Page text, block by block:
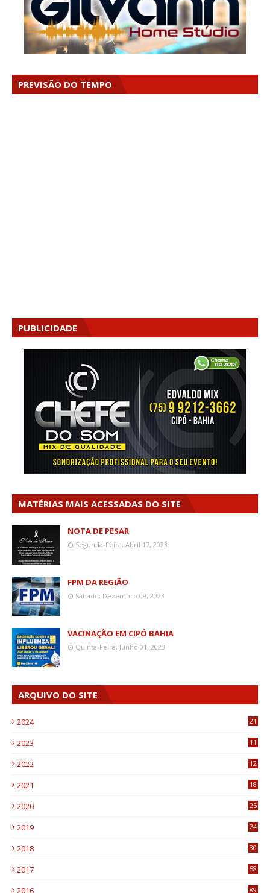
PREVISÃO DO TEMPO
PUBLICIDADE
MATÉRIAS MAIS ACESSADAS DO SITE
NOTA DE PESAR
Segunda-Feira, Abril 17, 2023
FPM DA REGIÃO
Sábado, Dezembro 09, 2023
VACINAÇÃO EM CIPÓ BAHIA
Quinta-Feira, Junho 01, 2023
ARQUIVO DO SITE
2024 21
2023
11
2022
12
2021
18
2020
25
2019
24
2018
30
2017
58
89